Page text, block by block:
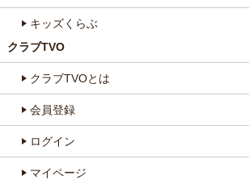
キッズくらぶ
クラブTVO
クラブTVOとは
会員登録
ログイン
マイページ